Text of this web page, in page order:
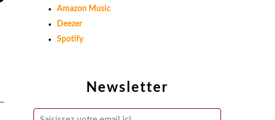
Newsletter
Amazon Music
Deezer
Spotify